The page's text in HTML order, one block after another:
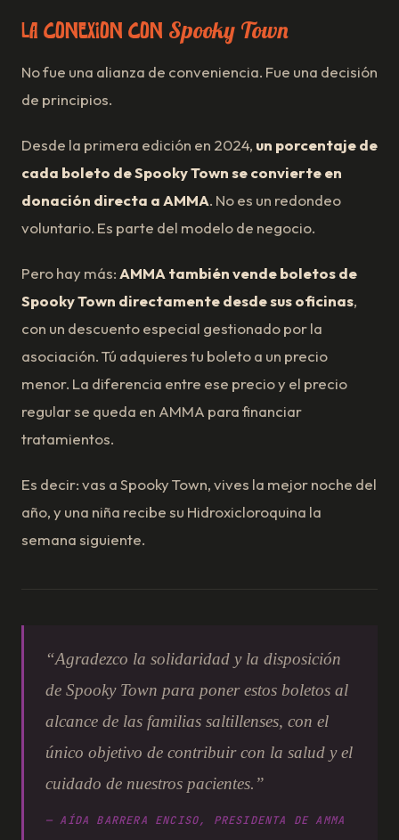
La conexión con Spooky Town
No fue una alianza de conveniencia. Fue una decisión
de principios.
Desde la primera edición en 2024, un porcentaje de
cada boleto de Spooky Town se convierte en
donación directa a AMMA. No es un redondeo
voluntario. Es parte del modelo de negocio.
Pero hay más:AMMA también vende boletos de
Spooky Town directamente desde sus oficinas,
con un descuento especial gestionado por la
asociación. Tú adquieres tu boleto a un precio
menor. La diferencia entre ese precio y el precio
regular se queda en AMMA para financiar
tratamientos.
Es decir: vas a Spooky Town, vives la mejor noche del
año, y una niña recibe su Hidroxicloroquina la
semana siguiente.
“Agradezco la solidaridad y la disposición
de Spooky Town para poner estos boletos al
alcance de las familias saltillenses, con el
único objetivo de contribuir con la salud y el
cuidado de nuestros pacientes.”
— AÍDA BARRERA ENCISO, PRESIDENTA DE AMMA